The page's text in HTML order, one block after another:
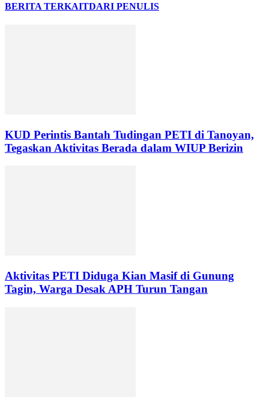
BERITA TERKAITDARI PENULIS
KUD Perintis Bantah Tudingan PETI di Tanoyan,
Tegaskan Aktivitas Berada dalam WIUP Berizin
Aktivitas PETI Diduga Kian Masif di Gunung
Tagin, Warga Desak APH Turun Tangan